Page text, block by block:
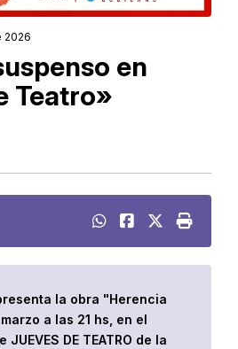
2026
en
Teatro»
la obra "Herencia
a las 21 hs, en el
DE TEATRO de la